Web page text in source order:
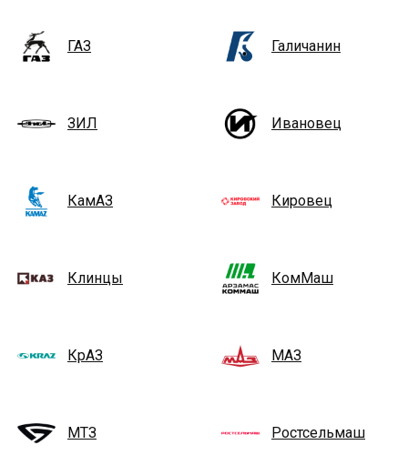
ГАЗ Галичанин
ЗИЛ Ивановец
КамАЗ Кировец
Клинцы КомМаш
КрАЗ МАЗ
МТЗ Ростсельмаш